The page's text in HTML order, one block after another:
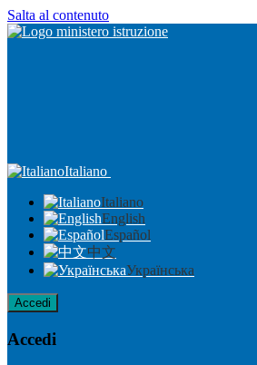
Salta al contenuto
Italiano
Italiano
English
Español
中文
Українська
Accedi
Accedi